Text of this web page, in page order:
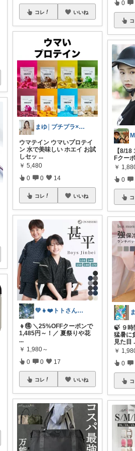
コレ いいね
まゆ│プチプラ×ご褒美スイーツ
ウマテイン ウマいプロテイ
ン 水で美味しい ホエイ お試
しセッ ...
￥ 5,480
0 0 14
コレ いいね
💚👧❤️トトさん 8月🥵
👦🉐 ＼25%OFFクーポンで
1,485円～！／ 夏祭りや花
...
￥ 1,980～
0 0 17
コレ いいね
0
【8/
Fクー
￥
0
🍃 ９
猛暑に
見た目
￥
0